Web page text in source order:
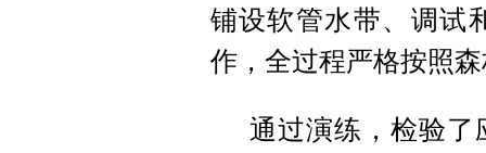
铺设软管水带、调试
作，全过程严格按照
通过演练，检验了